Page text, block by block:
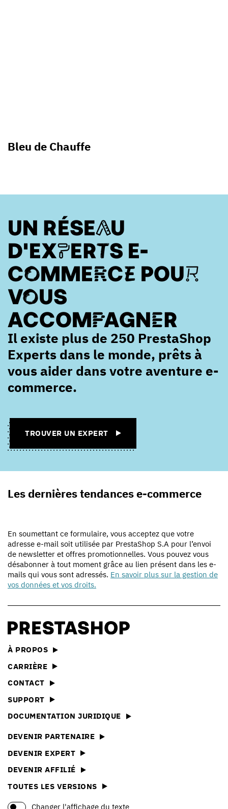
Bleu de Chauffe
UN RÉSEAU
D'EXPERTS E-
COMMERCE POUR
VOUS
ACCOMPAGNER
Il existe plus de 250 PrestaShop
Experts dans le monde, prêts à
vous aider dans votre aventure e-
commerce.
TROUVER UN EXPERT
Les dernières tendances e-commerce
En soumettant ce formulaire, vous acceptez que votre
adresse e-mail soit utilisée par PrestaShop S.A pour l’envoi
de newsletter et offres promotionnelles. Vous pouvez vous
désabonner à tout moment grâce au lien présent dans les e-
mails qui vous sont adressés. En savoir plus sur la gestion de
vos données et vos droits.
À PROPOS
CARRIÈRE
CONTACT
SUPPORT
DOCUMENTATION JURIDIQUE
DEVENIR PARTENAIRE
DEVENIR EXPERT
DEVENIR AFFILIÉ
TOUTES LES VERSIONS
Changer l'affichage du texte